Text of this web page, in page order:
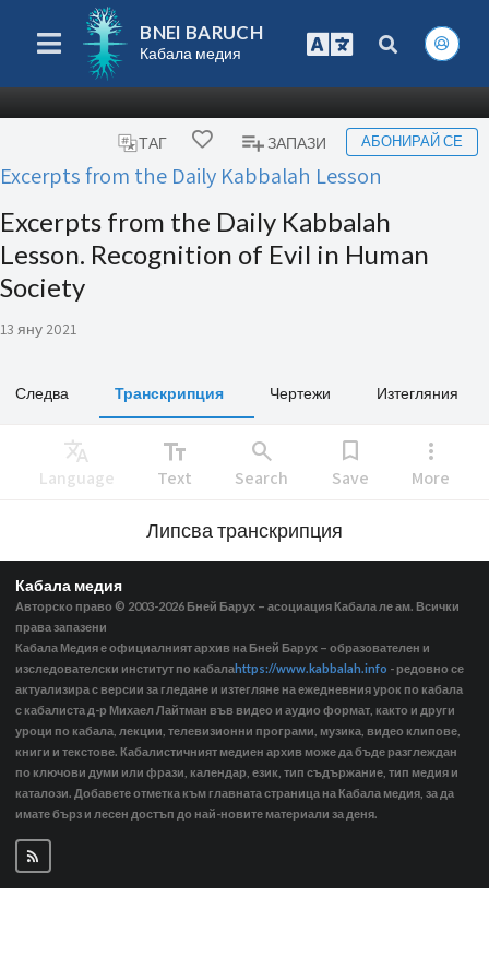
BNEI BARUCH
Кабала медия
ТАГ ЗАПАЗИ АБОНИРАЙ СЕ
Excerpts from the Daily Kabbalah Lesson
Excerpts from the Daily Kabbalah
Lesson. Recognition of Evil in Human
Society
13 яну 2021
Следва Транскрипция Чертежи Изтегляния
Translate
Language
text_fields
Text
search
Search
bookmark
Save
more_vert
More
Липсва транскрипция
Кабала медия
Авторско право © 2003-2026 Бней Барух – асоциация Кабала ле ам. Всички
права запазени
Кабала Медия е официалният архив на Бней Барух – образователен и
изследователски институт по кабалаhttps://www.kabbalah.info - редовно се
актуализира с версии за гледане и изтегляне на ежедневния урок по кабала
с кабалиста д-р Михаел Лайтман във видео и аудио формат, както и други
уроци по кабала, лекции, телевизионни програми, музика, видео клипове,
книги и текстове. Кабалистичният медиен архив може да бъде разглеждан
по ключови думи или фрази, календар, език, тип съдържание, тип медия и
каталози. Добавете отметка към главната страница на Кабала медия, за да
имате бърз и лесен достъп до най-новите материали за деня.